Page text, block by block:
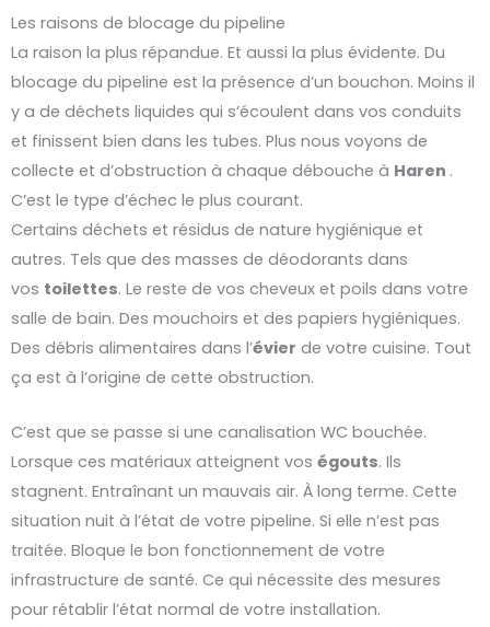
Les raisons de blocage du pipeline
La raison la plus répandue. Et aussi la plus évidente. Du
blocage du pipeline est la présence d’un bouchon. Moins il
y a de déchets liquides qui s’écoulent dans vos conduits
et finissent bien dans les tubes. Plus nous voyons de
collecte et d’obstruction à chaque débouche à Haren .
C’est le type d’échec le plus courant.
Certains déchets et résidus de nature hygiénique et
autres. Tels que des masses de déodorants dans
vos toilettes. Le reste de vos cheveux et poils dans votre
salle de bain. Des mouchoirs et des papiers hygiéniques.
Des débris alimentaires dans l’évier de votre cuisine. Tout
ça est à l’origine de cette obstruction.
C’est que se passe si une canalisation WC bouchée.
Lorsque ces matériaux atteignent vos égouts. Ils
stagnent. Entraînant un mauvais air. À long terme. Cette
situation nuit à l’état de votre pipeline. Si elle n’est pas
traitée. Bloque le bon fonctionnement de votre
infrastructure de santé. Ce qui nécessite des mesures
pour rétablir l’état normal de votre installation.